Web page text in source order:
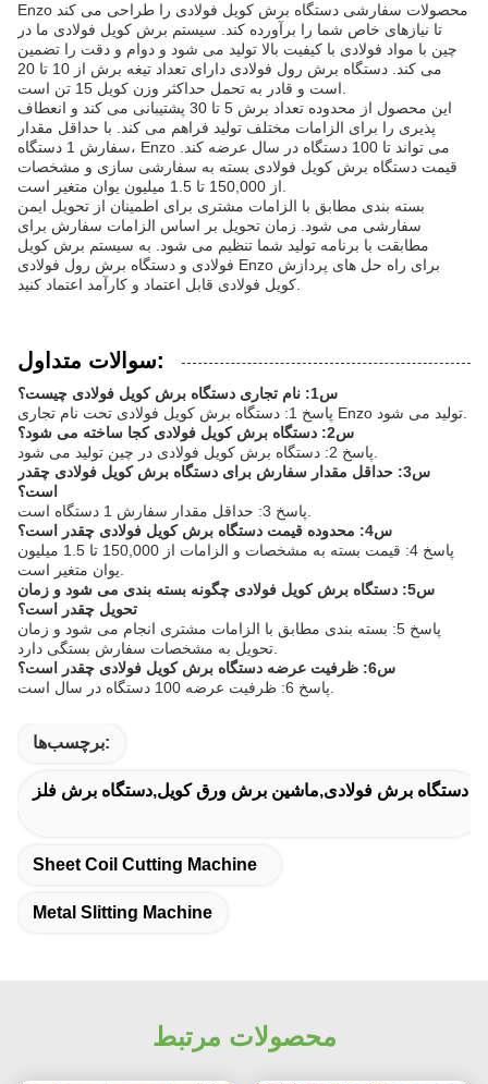
Enzo محصولات سفارشی دستگاه برش کویل فولادی را طراحی می کند
تا نیازهای خاص شما را برآورده کند. سیستم برش کویل فولادی ما در
چین با مواد فولادی با کیفیت بالا تولید می شود و دوام و دقت را تضمین
می کند. دستگاه برش رول فولادی دارای تعداد تیغه برش از 10 تا 20
این محصول از محدوده تعداد برش 5 تا 30 پشتیبانی می کند و انعطاف
پذیری را برای الزامات مختلف تولید فراهم می کند. با حداقل مقدار
سفارش 1 دستگاه، Enzo می تواند تا 100 دستگاه در سال عرضه کند.
قیمت دستگاه برش کویل فولادی بسته به سفارشی سازی و مشخصات
بسته بندی مطابق با الزامات مشتری برای اطمینان از تحویل ایمن
سفارشی می شود. زمان تحویل بر اساس الزامات سفارش برای
مطابقت با برنامه تولید شما تنظیم می شود. به سیستم برش کویل
فولادی و دستگاه برش رول فولادی Enzo برای راه حل های پردازش
سوالات متداول:
س1: نام تجاری دستگاه برش کویل فولادی چیست؟
س2: دستگاه برش کویل فولادی کجا ساخته می شود؟
س3: حداقل مقدار سفارش برای دستگاه برش کویل فولادی چقدر
است؟
س4: محدوده قیمت دستگاه برش کویل فولادی چقدر است؟
پاسخ 4: قیمت بسته به مشخصات و الزامات از 150,000 تا 1.5 میلیون
س5: دستگاه برش کویل فولادی چگونه بسته بندی می شود و زمان
تحویل چقدر است؟
پاسخ 5: بسته بندی مطابق با الزامات مشتری انجام می شود و زمان
س6: ظرفیت عرضه دستگاه برش کویل فولادی چقدر است؟
برچسب‌ها:
دستگاه برش فولادی,ماشین برش ورق کویل,دستگاه برش فلز
Sheet Coil Cutting Machine
Metal Slitting Machine
محصولات مرتبط